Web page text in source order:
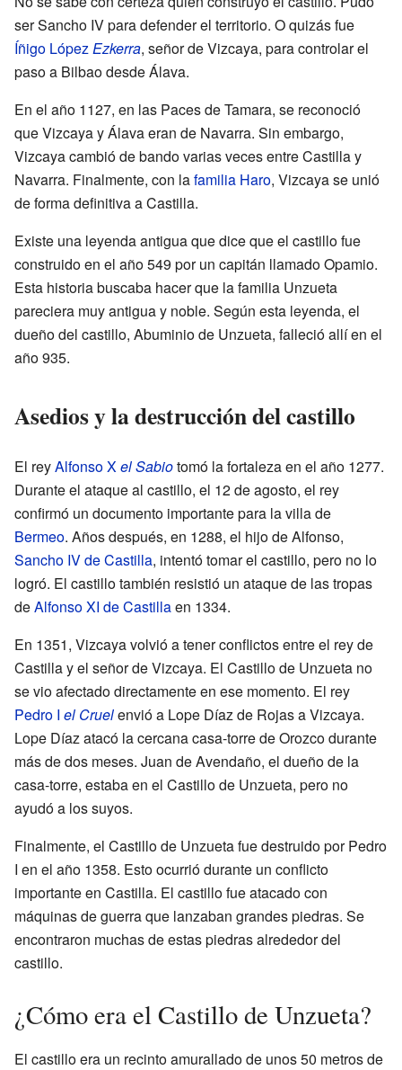
ser Sancho IV para defender el territorio. O quizás fue
Íñigo LópezEzkerra, señor de Vizcaya, para controlar el
paso a Bilbao desde Álava.
En el año 1127, en las Paces de Tamara, se reconoció
que Vizcaya y Álava eran de Navarra. Sin embargo,
Vizcaya cambió de bando varias veces entre Castilla y
Navarra. Finalmente, con lafamilia Haro, Vizcaya se unió
de forma definitiva a Castilla.
Existe una leyenda antigua que dice que el castillo fue
construido en el año 549 por un capitán llamado Opamio.
Esta historia buscaba hacer que la familia Unzueta
pareciera muy antigua y noble. Según esta leyenda, el
dueño del castillo, Abuminio de Unzueta, falleció allí en el
año 935.
Asedios y la destrucción del castillo
El reyAlfonso Xel Sabiotomó la fortaleza en el año 1277.
Durante el ataque al castillo, el 12 de agosto, el rey
confirmó un documento importante para la villa de
Bermeo. Años después, en 1288, el hijo de Alfonso,
Sancho IV de Castilla, intentó tomar el castillo, pero no lo
logró. El castillo también resistió un ataque de las tropas
deAlfonso XI de Castillaen 1334.
En 1351, Vizcaya volvió a tener conflictos entre el rey de
Castilla y el señor de Vizcaya. El Castillo de Unzueta no
se vio afectado directamente en ese momento. El rey
Pedro I el Cruelenvió a Lope Díaz de Rojas a Vizcaya.
Lope Díaz atacó la cercana casa-torre de Orozco durante
más de dos meses. Juan de Avendaño, el dueño de la
casa-torre, estaba en el Castillo de Unzueta, pero no
ayudó a los suyos.
Finalmente, el Castillo de Unzueta fue destruido por Pedro
I en el año 1358. Esto ocurrió durante un conflicto
importante en Castilla. El castillo fue atacado con
máquinas de guerra que lanzaban grandes piedras. Se
encontraron muchas de estas piedras alrededor del
castillo.
¿Cómo era el Castillo de Unzueta?
El castillo era un recinto amurallado de unos 50 metros de